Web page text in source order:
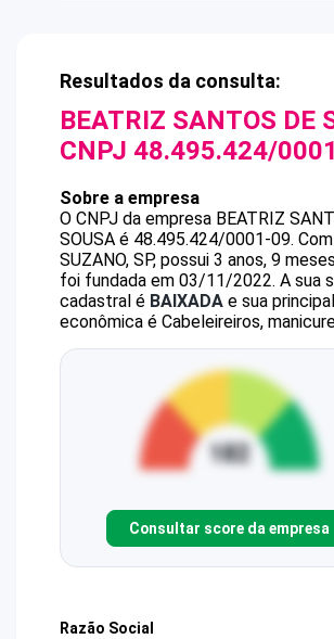
Resultados da consulta:
BEATRIZ SANTOS DE
CNPJ 48.495.424/
Sobre a empresa
O CNPJ da empresa BEATRIZ
SOUSA é 48.495.424/0001-09.
SUZANO, SP, possui 3 anos, 9
foi fundada em 03/11/2022. A sua
cadastral é BAIXADA e sua
econômica é Cabeleireiros,
Consultar score da empresa
Razão Social